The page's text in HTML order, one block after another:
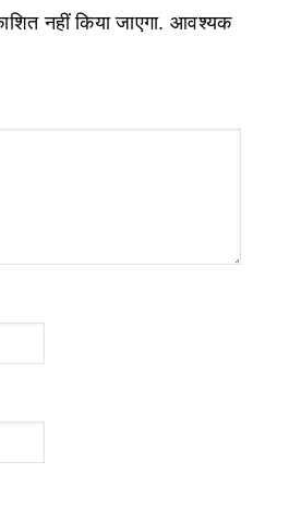
नहीं किया जाएगा. आवश्यक